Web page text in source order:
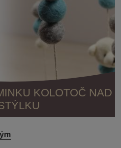
KOLOTOČ NAD